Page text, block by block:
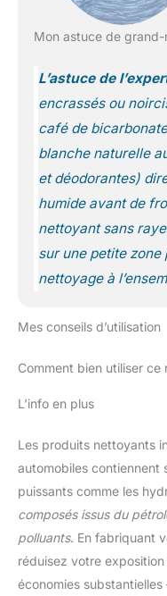
Mon astuce de grand-
L’astuce de
encrassés ou
café de
blanche naturelle
et déodorantes)
humide avant de
nettoyant sans
sur une petite zone
nettoyage à
Mes conseils d’utilisation
Comment bien utiliser
L’info en plus
Les produits nettoyants
automobiles contiennent
puissants comme les
composés issus du
polluants. En fabriquant
réduisez votre
économies